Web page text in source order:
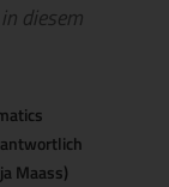
diesem
Maass)